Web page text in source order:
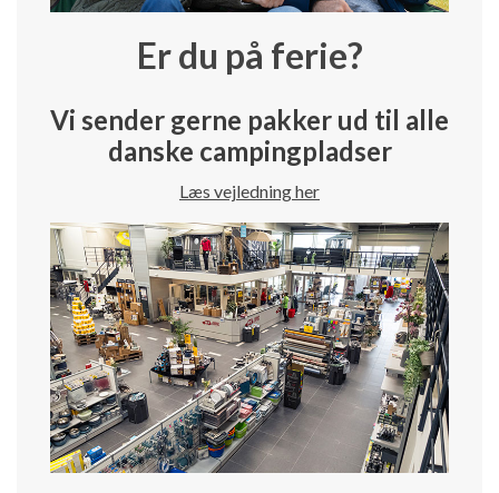
Er du på ferie?
Vi sender gerne pakker ud til alle
danske campingpladser
Læs vejledning her